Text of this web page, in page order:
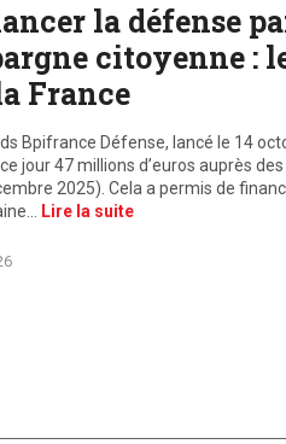
la défense
citoyenne :
France
Bpifrance Défense, lancé le 14
jour 47 millions d’euros auprès
2025). Cela a permis de
Lire la suite